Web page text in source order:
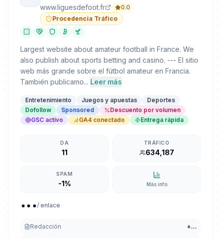
www.liguesdefoot.fr
0.0
Procedencia Tráfico
Largest website about amateur football in France. We
also publish about sports betting and casino. --- El sitio
web más grande sobre el fútbol amateur en Francia.
También publicamo... Leer más
Entretenimiento Juegos y apuestas
Deportes
Dofollow
Sponsored
Descuento por volumen
GSC activo
GA4 conectado Entrega rápida
DA
11
TRÁFICO
634,187
SPAM
-1% Más info
.../ enlace
Redacción +...